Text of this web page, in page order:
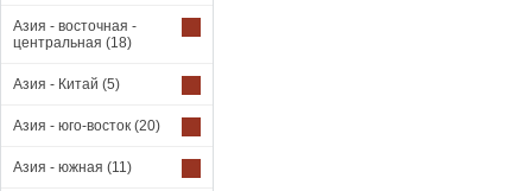
Азия - восточная -
центральная (18)
Азия - Китай (5)
Азия - юго-восток (20)
Азия - южная (11)